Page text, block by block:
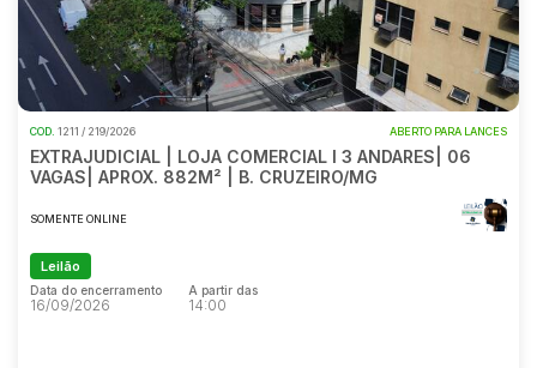
COD. 1211 / 219/2026 ABERTO PARA LANCES
EXTRAJUDICIAL | LOJA COMERCIAL I 3 ANDARES| 06
VAGAS| APROX. 882M² | B. CRUZEIRO/MG
SOMENTE ONLINE
Leilão
Data do encerramento
16/09/2026
A partir das
14:00